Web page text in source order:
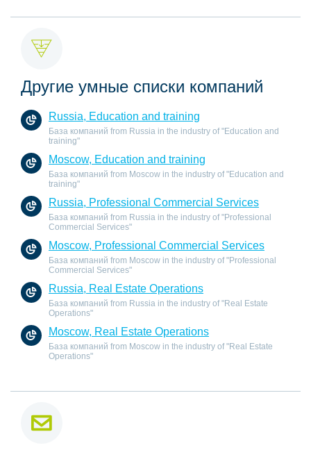
Другие умные списки компаний
Russia, Education and training
База компаний from Russia in the industry of "Education and
training"
Moscow, Education and training
База компаний from Moscow in the industry of "Education and
training"
Russia, Professional Commercial Services
База компаний from Russia in the industry of "Professional
Commercial Services"
Moscow, Professional Commercial Services
База компаний from Moscow in the industry of "Professional
Commercial Services"
Russia, Real Estate Operations
База компаний from Russia in the industry of "Real Estate
Operations"
Moscow, Real Estate Operations
База компаний from Moscow in the industry of "Real Estate
Operations"